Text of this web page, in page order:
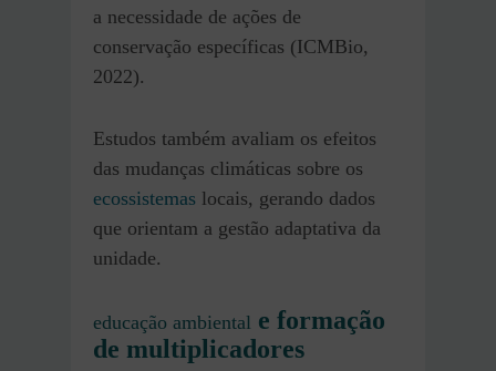
a necessidade de ações de
conservação específicas (ICMBio,
2022).
Estudos também avaliam os efeitos
das mudanças climáticas sobre os
ecossistemas locais, gerando dados
que orientam a gestão adaptativa da
unidade.
educação ambiental e formação
de multiplicadores